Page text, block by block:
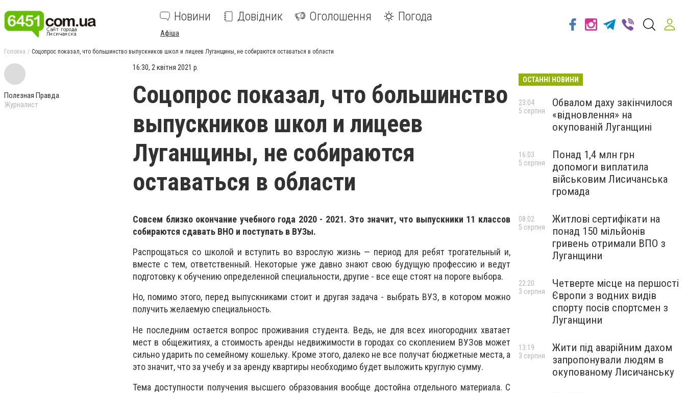
Новини Довідник Оголошення Погода
Афіша
Головна Соцопрос показал, что большинство выпускников школ и лицеев Луганщины, не собираются оставаться в области
Полезная Правда
Журналист
16:30, 2 квітня 2021 р.
Соцопрос показал, что большинство
выпускников школ и лицеев
Луганщины, не собираются
оставаться в области
Совсем близко окончание учебного года 2020 - 2021. Это значит, что выпускники 11 классов
собираются сдавать ВНО и поступать в ВУЗы.
Распрощаться со школой и вступить во взрослую жизнь — период для ребят трогательный и,
вместе с тем, ответственный. Некоторые уже давно знают свою будущую профессию и ведут
подготовку к обучению определенной специальности, другие - все еще стоят на пороге выбора.
Но, помимо этого, перед выпускниками стоит и другая задача - выбрать ВУЗ, в котором можно
получить желаемую специальность.
Не последним остается вопрос проживания студента. Ведь, не для всех иногородних хватает
мест в общежитиях, а стоимость аренды недвижимости в городах со скоплением ВУЗов может
сильно ударить по семейному кошельку. Кроме этого, далеко не все получат бюджетные места, а
это значит, что за учебу и за аренду квартиры необходимо будет выложить круглую сумму.
Тема доступности получения высшего образования вообще достойна отдельного материала. С
ОСТАННІ НОВИНИ
Обвалом даху закінчилося
«відновлення» на
окупованій Луганщині
23:04
5 серпня
Понад 1,4 млн грн
допомоги виплатила
військовим Лисичанська
громада
16:03
5 серпня
Житлові сертифікати на
понад 150 мільйонів
гривень отримали ВПО з
Луганщини
08:02
5 серпня
Четверте місце на першості
Європи з водних видів
спорту посів спортсмен з
Луганщини
22:20
3 серпня
Жити під аварійним дахом
запропонували людям в
окупованому Лисичанську
13:19
3 серпня